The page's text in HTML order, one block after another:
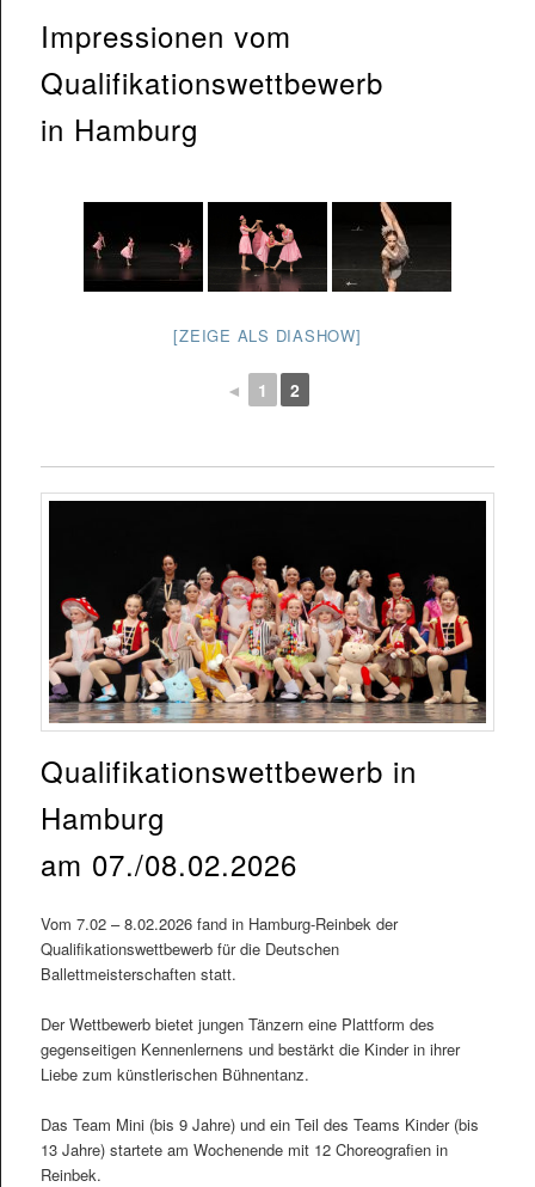
Impressionen vom
Qualifikationswettbewerb
in Hamburg
[ZEIGE ALS DIASHOW]
◄ 1 2
Qualifikationswettbewerb in
Hamburg
am 07./08.02.2026
Vom 7.02 – 8.02.2026 fand in Hamburg-Reinbek der
Qualifikationswettbewerb für die Deutschen
Ballettmeisterschaften statt.
Der Wettbewerb bietet jungen Tänzern eine Plattform des
gegenseitigen Kennenlernens und bestärkt die Kinder in ihrer
Liebe zum künstlerischen Bühnentanz.
Das Team Mini (bis 9 Jahre) und ein Teil des Teams Kinder (bis
13 Jahre) startete am Wochenende mit 12 Choreografien in
Reinbek.